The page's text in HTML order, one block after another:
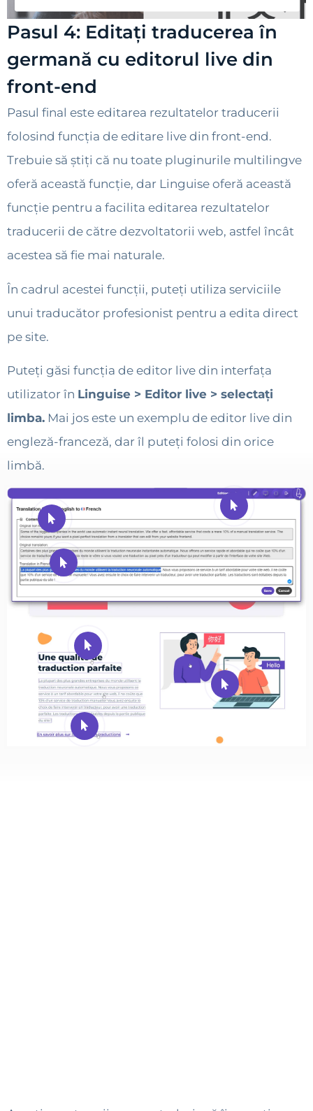
Pasul 4: Editați traducerea în
germană cu editorul live din
front-end
Pasul final este editarea rezultatelor traducerii
folosind funcția de editare live din front-end.
Trebuie să știți că nu toate pluginurile multilingve
oferă această funcție, dar Linguise oferă această
funcție pentru a facilita editarea rezultatelor
traducerii de către dezvoltatorii web, astfel încât
acestea să fie mai naturale.
În cadrul acestei funcții, puteți utiliza serviciile
unui traducător profesionist pentru a edita direct
pe site.
Puteți găsi funcția de editor live din interfața
utilizator în Linguise > Editor live > selectați
limba. Mai jos este un exemplu de editor live din
engleză-franceză, dar îl puteți folosi din orice
limbă.